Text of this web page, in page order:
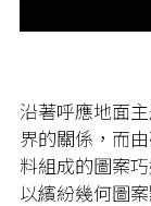
沿著呼應地面
界的關係，而
料組成的圖案
以繽紛幾何圖